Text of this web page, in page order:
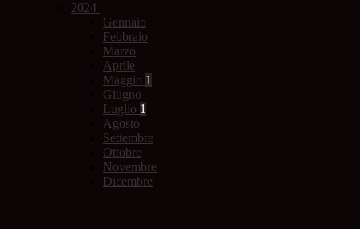
2024
Gennaio
Febbraio
Marzo
Aprile
Maggio 1
Giugno
Luglio 1
Agosto
Settembre
Ottobre
Novembre
Dicembre